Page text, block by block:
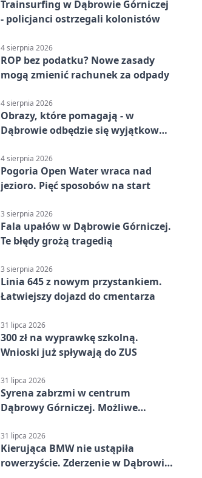
Trainsurfing w Dąbrowie Górniczej
- policjanci ostrzegali kolonistów
4 sierpnia 2026
ROP bez podatku? Nowe zasady
mogą zmienić rachunek za odpady
4 sierpnia 2026
Obrazy, które pomagają - w
Dąbrowie odbędzie się wyjątkowa
4 sierpnia 2026
Pogoria Open Water wraca nad
jezioro. Pięć sposobów na start
3 sierpnia 2026
Fala upałów w Dąbrowie Górniczej.
Te błędy grożą tragedią
3 sierpnia 2026
Linia 645 z nowym przystankiem.
Łatwiejszy dojazd do cmentarza
31 lipca 2026
300 zł na wyprawkę szkolną.
Wnioski już spływają do ZUS
31 lipca 2026
Syrena zabrzmi w centrum
Dąbrowy Górniczej. Możliwe
31 lipca 2026
Kierująca BMW nie ustąpiła
rowerzyście. Zderzenie w Dąbrowie